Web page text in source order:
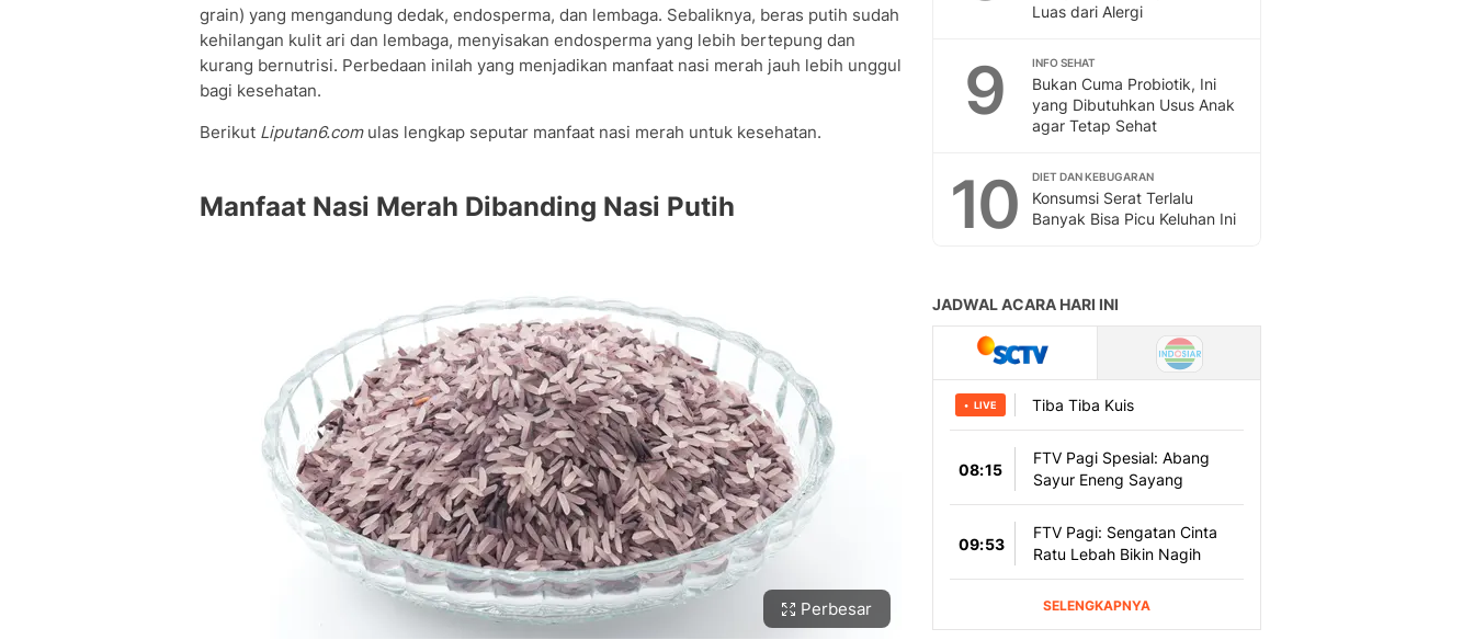
• Apakah kandungan arsenik pada nasi merah berbahaya?
grain) yang mengandung dedak, endosperma, dan lembaga. Sebaliknya, beras putih sudah
kehilangan kulit ari dan lembaga, menyisakan endosperma yang lebih bertepung dan
kurang bernutrisi. Perbedaan inilah yang menjadikan manfaat nasi merah jauh lebih unggul
bagi kesehatan.
Berikut Liputan6.comulas lengkap seputar manfaat nasi merah untuk kesehatan.
Manfaat Nasi Merah Dibanding Nasi Putih
Perbesar
Luas dari Alergi
9 INFO SEHAT
Bukan Cuma Probiotik, Ini
yang Dibutuhkan Usus Anak
agar Tetap Sehat
10 DIET DAN KEBUGARAN
Konsumsi Serat Terlalu
Banyak Bisa Picu Keluhan Ini